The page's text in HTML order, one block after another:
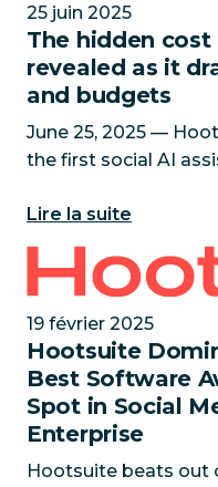
25 juin 2025
The hidden
revealed as it
and budgets
June 25, 2025 —
the first social AI
outdated AI tools
of senior marketin
Lire la suite
Hootsuite
19 février 2025
Hootsuite
Best Software
Spot in Social
Enterprise
Hootsuite beats out